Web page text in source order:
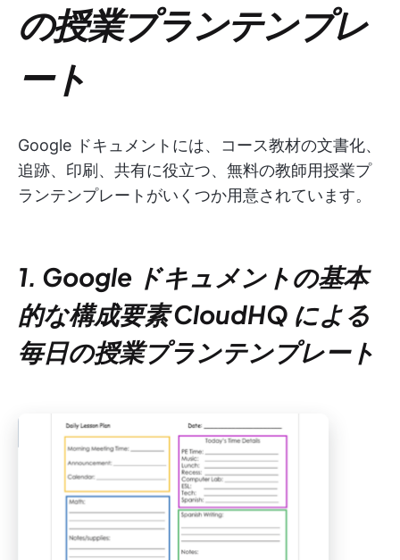
の授業プランテンプレ
ート
Google ドキュメントには、コース教材の文書化、
追跡、印刷、共有に役立つ、無料の教師用授業プ
ランテンプレートがいくつか用意されています。
1. Google ドキュメントの基本
的な構成要素 CloudHQ による
毎日の授業プランテンプレート